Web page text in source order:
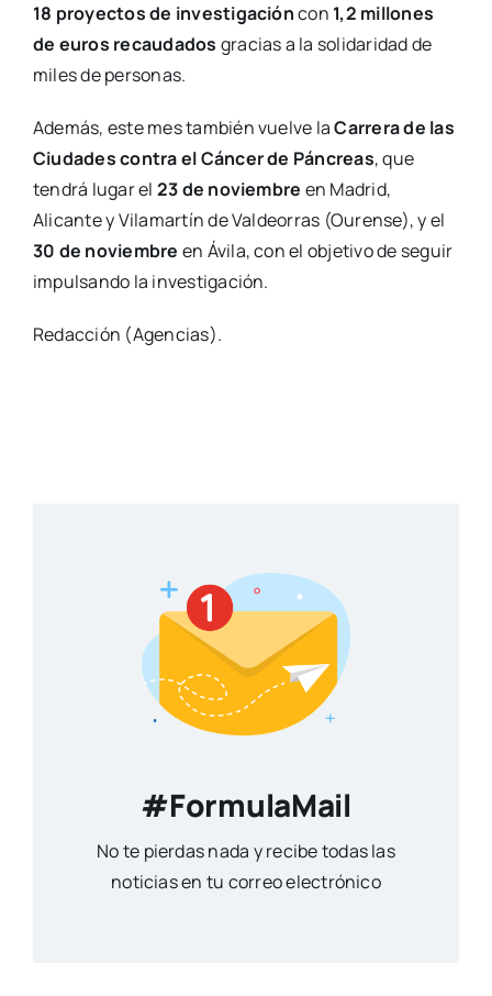
18 proyectos de investigacióncon 1,2 millones
de euros recaudados gracias a la solidaridad de
miles de personas.
Además, este mes también vuelve laCarrera de las
Ciudades contra el Cáncer de Páncreas, que
tendrá lugar el 23 de noviembre en Madrid,
Alicante y Vilamartín de Valdeorras (Ourense), y el
30 de noviembre en Ávila, con el objetivo de seguir
impulsando la investigación.
Redacción (Agencias).
#FormulaMail
No te pierdas nada y recibe todas las
noticias en tu correo electrónico